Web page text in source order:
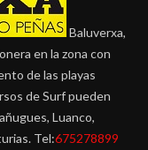
Baluverxa,
en la zona con
de las playas
de Surf pueden
Luanco,
Tel:675278899